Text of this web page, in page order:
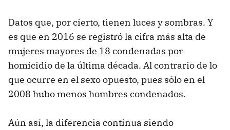
Datos que, por cierto, tienen luces y sombras. Y
es que en 2016 se registró la cifra más alta de
mujeres mayores de 18 condenadas por
homicidio de la última década. Al contrario de lo
que ocurre en el sexo opuesto, pues sólo en el
2008 hubo menos hombres condenados.
Aún así, la diferencia continua siendo